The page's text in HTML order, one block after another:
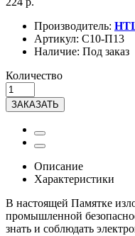
Производитель:
Артикул: С10-П13
Наличие: Под заказ
Количество
ЗАКАЗАТЬ
Описание
Характеристики
В настоящей Памятке
промышленной
знать и соблюдать